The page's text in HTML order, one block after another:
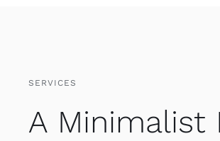
SERVICES
A Minimalist